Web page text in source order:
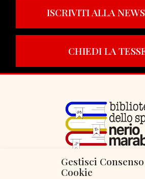
Gestisci Consenso
Cookie
ISCRIVITI ALLA
CHIEDI LA
VIA LIBERTÀ 29,